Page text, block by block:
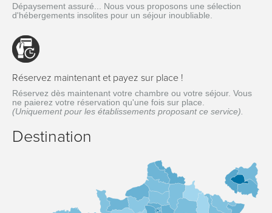
Dépaysement assuré... Nous vous proposons une sélection
d'hébergements insolites pour un séjour inoubliable.
Réservez maintenant et payez sur place !
Réservez dès maintenant votre chambre ou votre séjour. Vous
ne paierez votre réservation qu'une fois sur place.
(Uniquement pour les établissements proposant ce service).
Destination